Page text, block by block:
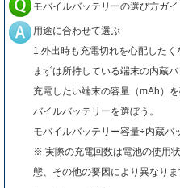
モバイルバッテリーの選び方ガイ
用途に合わせて選ぶ
1.外出時も充電切れを心配した
まずは所持している端末の内蔵
充電したい端末の容量（mAh）
バイルバッテリーを選ぼう。
モバイルバッテリー容量÷内蔵
※ 実際の充電回数は電池の使用
態、その他の要因により異なりま